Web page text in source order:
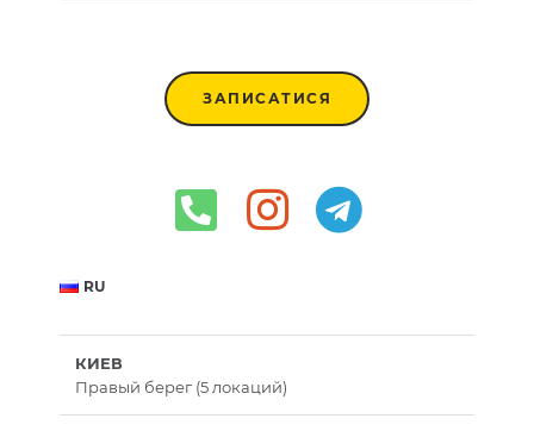
ЗАПИСАТИСЯ
RU
КИЕВ
Правый берег (5 локаций)